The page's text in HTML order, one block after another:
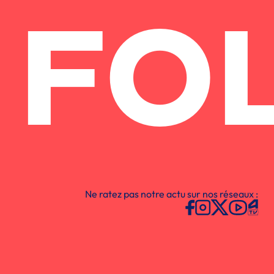
Ne ratez pas notre actu sur nos réseaux :